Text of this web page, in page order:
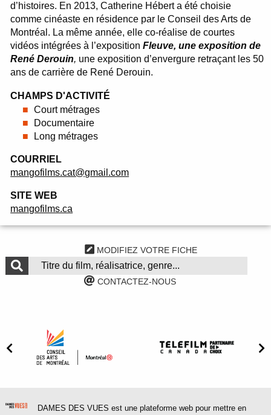
d’histoires. En 2013, Catherine Hébert a été choisie
comme cinéaste en résidence par le Conseil des Arts de
Montréal. La même année, elle co-réalise de courtes
vidéos intégrées à l’expositionFleuve, une exposition de
René Derouin, une exposition d’envergure retraçant les 50
ans de carrière de René Derouin.
CHAMPS D'ACTIVITÉ
Court métrages
Documentaire
Long métrages
COURRIEL
mangofilms.cat@gmail.com
SITE WEB
mangofilms.ca
MODIFIEZ VOTRE FICHE
CONTACTEZ-NOUS
DAMES DES VUES est une plateforme web pour mettre en